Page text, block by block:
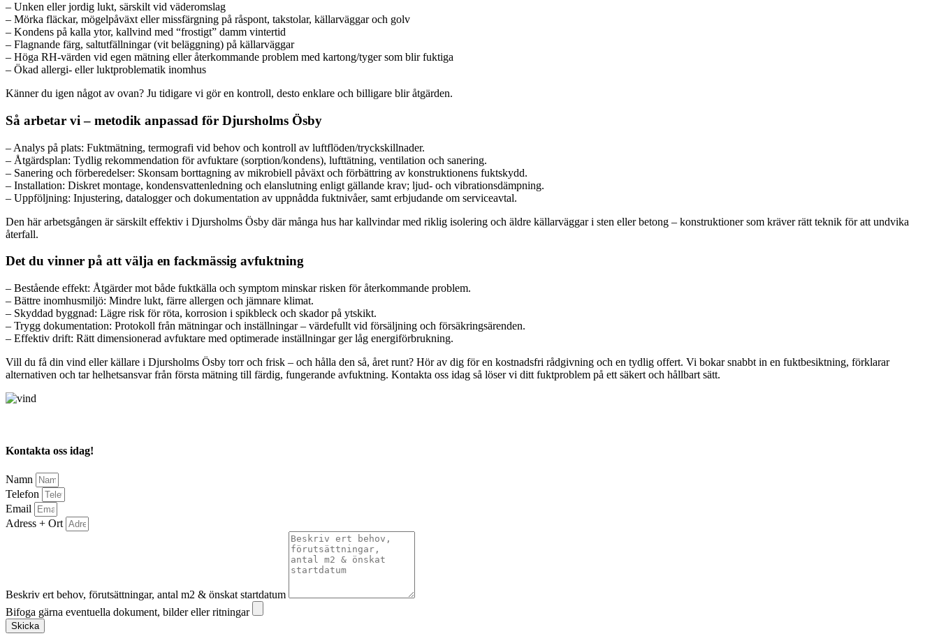
– Unken eller jordig lukt, särskilt vid väderomslag
– Mörka fläckar, mögelpåväxt eller missfärgning på råspont, takstolar, källarväggar och golv
– Kondens på kalla ytor, kallvind med “frostigt” damm vintertid
– Flagnande färg, saltutfällningar (vit beläggning) på källarväggar
– Höga RH-värden vid egen mätning eller återkommande problem med kartong/tyger som blir fuktiga
– Ökad allergi- eller luktproblematik inomhus
Känner du igen något av ovan? Ju tidigare vi gör en kontroll, desto enklare och billigare blir åtgärden.
Så arbetar vi – metodik anpassad för Djursholms Ösby
– Analys på plats: Fuktmätning, termografi vid behov och kontroll av luftflöden/tryckskillnader.
– Åtgärdsplan: Tydlig rekommendation för avfuktare (sorption/kondens), lufttätning, ventilation och sanering.
– Sanering och förberedelser: Skonsam borttagning av mikrobiell påväxt och förbättring av konstruktionens fuktskydd.
– Installation: Diskret montage, kondensvattenledning och elanslutning enligt gällande krav; ljud- och vibrationsdämpning.
– Uppföljning: Injustering, datalogger och dokumentation av uppnådda fuktnivåer, samt erbjudande om serviceavtal.
Den här arbetsgången är särskilt effektiv i Djursholms Ösby där många hus har kallvindar med riklig isolering och äldre källarväggar i sten eller betong – konstruktioner som kräver rätt teknik för att undvika
återfall.
Det du vinner på att välja en fackmässig avfuktning
– Bestående effekt: Åtgärder mot både fuktkälla och symptom minskar risken för återkommande problem.
– Bättre inomhusmiljö: Mindre lukt, färre allergen och jämnare klimat.
– Skyddad byggnad: Lägre risk för röta, korrosion i spikbleck och skador på ytskikt.
– Trygg dokumentation: Protokoll från mätningar och inställningar – värdefullt vid försäljning och försäkringsärenden.
– Effektiv drift: Rätt dimensionerad avfuktare med optimerade inställningar ger låg energiförbrukning.
Vill du få din vind eller källare i Djursholms Ösby torr och frisk – och hålla den så, året runt? Hör av dig för en kostnadsfri rådgivning och en tydlig offert. Vi bokar snabbt in en fuktbesiktning, förklarar
alternativen och tar helhetsansvar från första mätning till färdig, fungerande avfuktning. Kontakta oss idag så löser vi ditt fuktproblem på ett säkert och hållbart sätt.
Kontakta oss idag!
Namn
Telefon
Email
Adress + Ort
Beskriv ert behov, förutsättningar, antal m2 & önskat startdatum
Bifoga gärna eventuella dokument, bilder eller ritningar
Skicka